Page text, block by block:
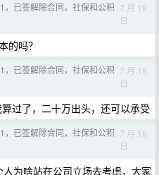
，已签解除合同，社保和公积 7 月 19
日
的吗？
，已签解除合同，社保和公积 7 月 19
日
过了，二十万出头，还可以承受
，已签解除合同，社保和公积 7 月 19
日
为啥站在公司立场去考虑，大家